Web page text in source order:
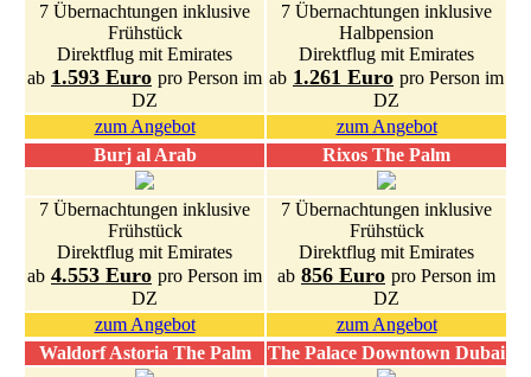
7 Übernachtungen inklusive
Frühstück
Direktflug mit Emirates
ab 1.593 Euro pro Person im
DZ
7 Übernachtungen inklusive
Halbpension
Direktflug mit Emirates
ab 1.261 Euro pro Person im
DZ
zum Angebot
zum Angebot
Burj al Arab
Rixos The Palm
7 Übernachtungen inklusive
Frühstück
Direktflug mit Emirates
ab 4.553 Euro pro Person im
DZ
7 Übernachtungen inklusive
Frühstück
Direktflug mit Emirates
ab 856 Euro pro Person im
DZ
zum Angebot
zum Angebot
Waldorf Astoria The Palm
The Palace Downtown Dubai